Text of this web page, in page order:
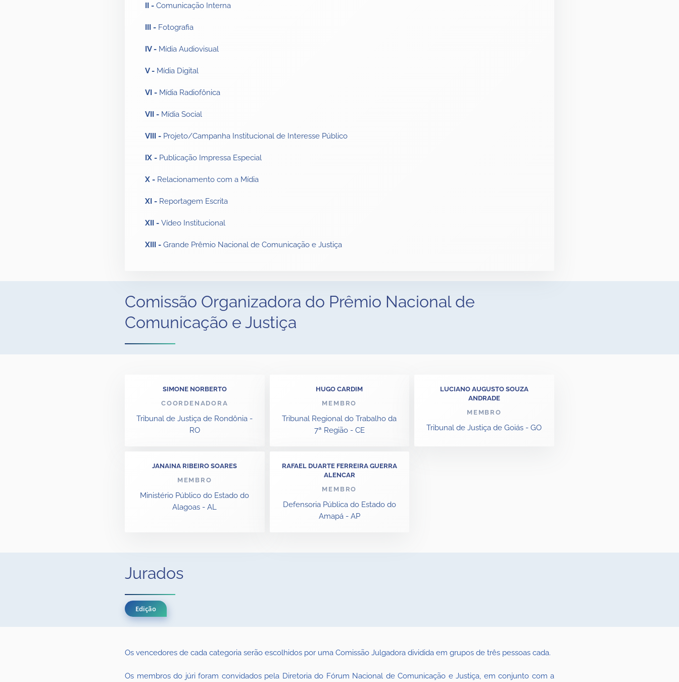
II - Comunicação Interna
III - Fotografia
IV - Mídia Audiovisual
V - Mídia Digital
VI - Mídia Radiofônica
VII - Mídia Social
VIII - Projeto/Campanha Institucional de Interesse Público
IX - Publicação Impressa Especial
X - Relacionamento com a Mídia
XI - Reportagem Escrita
XII - Vídeo Institucional
XIII - Grande Prêmio Nacional de Comunicação e Justiça
Comissão Organizadora do Prêmio Nacional de
Comunicação e Justiça
SIMONE NORBERTO
COORDENADORA
Tribunal de Justiça de Rondônia -
RO
HUGO CARDIM
MEMBRO
Tribunal Regional do Trabalho da
7ª Região - CE
LUCIANO AUGUSTO SOUZA
ANDRADE
MEMBRO
Tribunal de Justiça de Goiás - GO
JANAINA RIBEIRO SOARES
MEMBRO
Ministério Público do Estado do
Alagoas - AL
RAFAEL DUARTE FERREIRA GUERRA
ALENCAR
MEMBRO
Defensoria Pública do Estado do
Amapá - AP
Jurados
Edição
Os vencedores de cada categoria serão escolhidos por uma Comissão Julgadora dividida em grupos de três pessoas cada.
Os membros do júri foram convidados pela Diretoria do Fórum Nacional de Comunicação e Justiça, em conjunto com a